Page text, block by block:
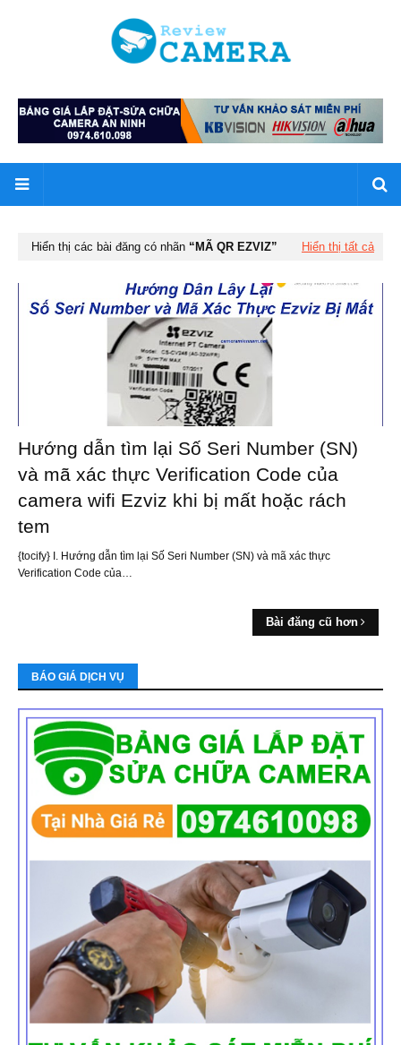
Hiển thị các bài đăng có nhãn MÃ QR EZVIZ Hiển thị tất cả
Hướng dẫn tìm lại Số Seri Number (SN)
và mã xác thực Verification Code của
camera wifi Ezviz khi bị mất hoặc rách
tem
{tocify} I. Hướng dẫn tìm lại Số Seri Number (SN) và mã xác thực
Verification Code của…
Bài đăng cũ hơn
BÁO GIÁ DỊCH VỤ